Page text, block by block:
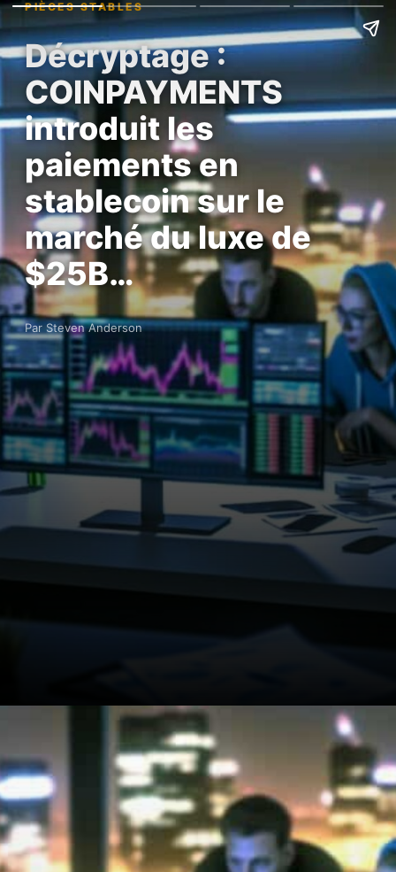
PIÈCES STABLES
Décryptage :
COINPAYMENTS
introduit les
paiements en
stablecoin sur le
marché du luxe de
$25B…
Par Steven Anderson